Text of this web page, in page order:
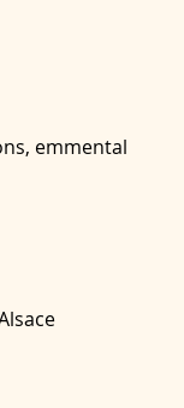
emmental